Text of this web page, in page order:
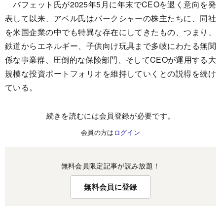
バフェット氏が2025年5月に年末でCEOを退く意向を発
表して以来、アベル氏はバークシャーの株主たちに、同社
を米国企業の中でも特異な存在にしてきたもの、つまり、
鉄道からエネルギー、子供向け玩具まで多岐にわたる無関
係な事業群、圧倒的な保険部門、そしてCEOが運用する大
規模な投資ポートフォリオを維持していくとの説得を続け
ている。
続きを読むには会員登録が必要です。
会員の方は ログイン
無料会員限定記事が読み放題！
無料会員に登録